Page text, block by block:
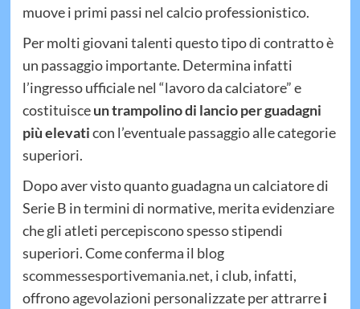
muove i primi passi nel calcio professionistico.
Per molti giovani talenti questo tipo di contratto è
un passaggio importante. Determina infatti
l’ingresso ufficiale nel “lavoro da calciatore” e
costituisceun trampolino di lancio per guadagni
più elevaticon l’eventuale passaggio alle categorie
superiori.
Dopo aver visto quanto guadagna un calciatore di
Serie B in termini di normative, merita evidenziare
che gli atleti percepiscono spesso stipendi
superiori. Come conferma il blog
scommessesportivemania.net, i club, infatti,
offrono agevolazioni personalizzate per attrarrei